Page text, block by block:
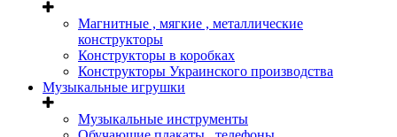
Магнитные , мягкие , металлические
конструкторы
Конструкторы в коробках
Конструкторы Украинского производства
Музыкальные игрушки
Музыкальные инструменты